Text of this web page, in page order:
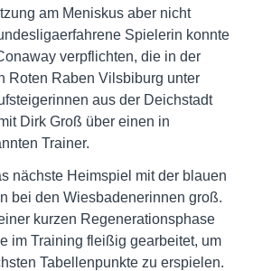
am Meniskus aber nicht
Spielerin konnte
verpflichten, die in der
Roten Raben Vilsbiburg unter
aus der Deichstadt
Dirk Groß über einen in
Trainer.
nächste Heimspiel mit der blauen
bei den Wiesbadenerinnen groß.
kurzen Regenerationsphase
im Training fleißig gearbeitet, um
Tabellenpunkte zu erspielen.